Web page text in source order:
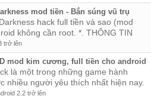
mod tiền - Bắn súng vũ trụ
hack full tiền và sao (mod
không cần root. *. THÔNG TIN
trở lên
mod kim cương, full tiền cho android
là một trong những game hành
nhiều người yêu thích nhất hiện nay.
2.2 trở lên